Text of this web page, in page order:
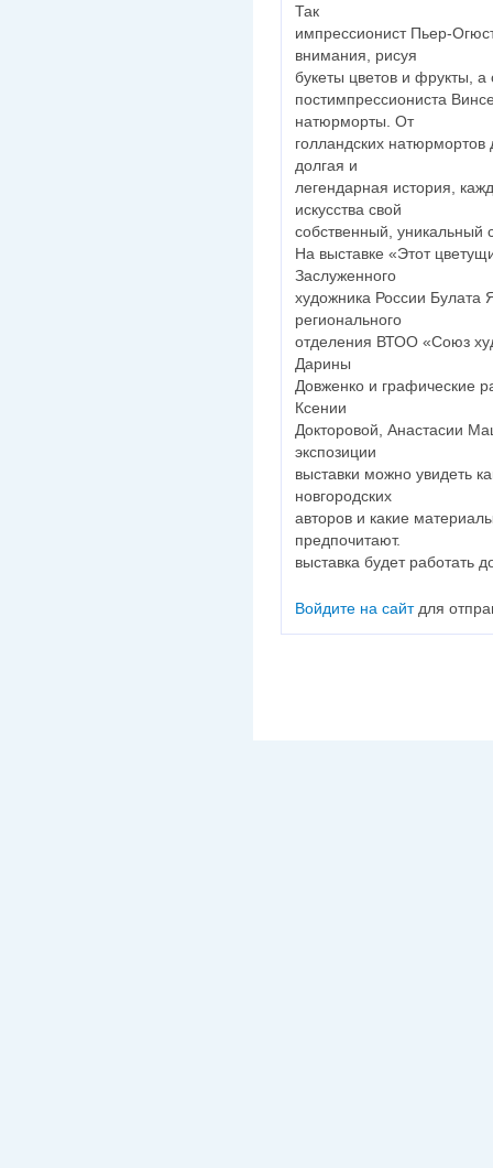
Так
импрессионист Пьер-
внимания, рисуя
букеты цветов и фрукты,
постимпрессиониста
натюрморты. От
голландских натюрмортов
долгая и
легендарная история,
искусства свой
собственный, уникальный
На выставке «Этот
Заслуженного
художника России Булата
регионального
отделения ВТОО «Союз
Дарины
Довженко и графические
Ксении
Докторовой, Анастасии
экспозиции
выставки можно увидеть
новгородских
авторов и какие
предпочитают.
выставка будет работать
Войдите на сайтдля